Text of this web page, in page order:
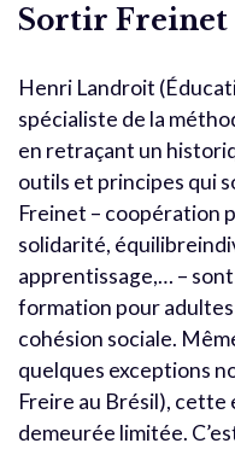
Sortir Freinet
Henri Landroit
spécialiste de la
en retraçant un
outils et principes qui
Freinet – coopération
solidarité,
apprentissage,… –
formation pour adultes
cohésion sociale.
quelques exceptions
Freire au Brésil), cette
demeurée limitée.